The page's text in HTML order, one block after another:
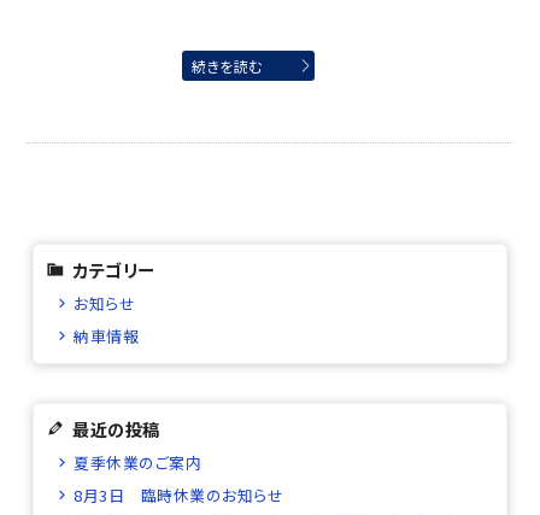
続きを読む
カテゴリー
お知らせ
納車情報
最近の投稿
夏季休業のご案内
8月3日 臨時休業のお知らせ